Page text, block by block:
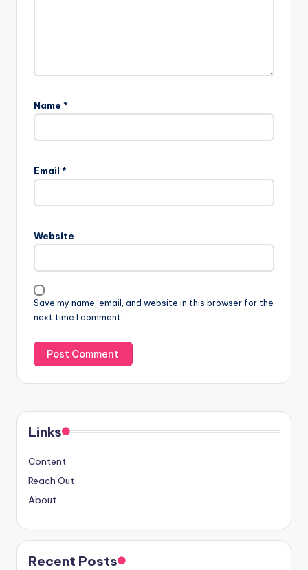
Name *
Email *
Website
Save my name, email, and website in this browser for the
next time I comment.
Links
Content
Reach Out
About
Recent Posts